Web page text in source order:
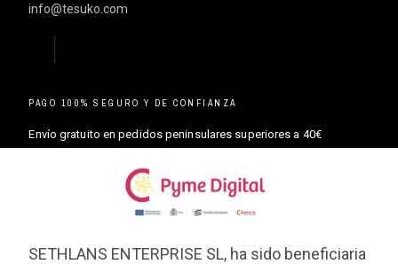
info@tesuko.com
PAGO 100% SEGURO Y DE CONFIANZA
Envío gratuito en pedidos peninsulares superiores a 40€
SETHLANS ENTERPRISE SL, ha sido beneficiaria